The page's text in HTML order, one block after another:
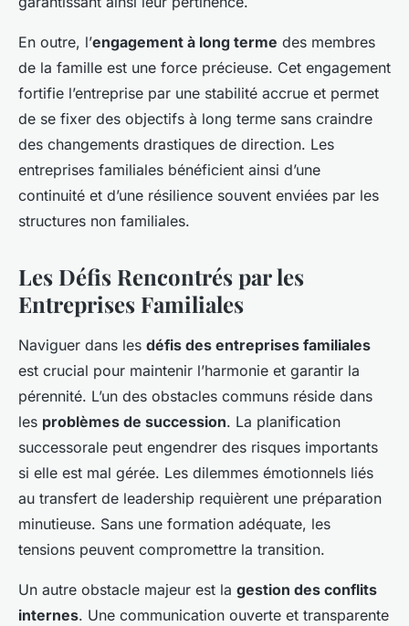
En outre, l’engagement à long terme des membres
de la famille est une force précieuse. Cet engagement
fortifie l’entreprise par une stabilité accrue et permet
de se fixer des objectifs à long terme sans craindre
des changements drastiques de direction. Les
entreprises familiales bénéficient ainsi d’une
continuité et d’une résilience souvent enviées par les
structures non familiales.
Les Défis Rencontrés par les
Entreprises Familiales
Naviguer dans les défis des entreprises familiales
est crucial pour maintenir l’harmonie et garantir la
pérennité. L’un des obstacles communs réside dans
les problèmes de succession. La planification
successorale peut engendrer des risques importants
si elle est mal gérée. Les dilemmes émotionnels liés
au transfert de leadership requièrent une préparation
minutieuse. Sans une formation adéquate, les
tensions peuvent compromettre la transition.
Un autre obstacle majeur est la gestion des conflits
internes. Une communication ouverte et transparente